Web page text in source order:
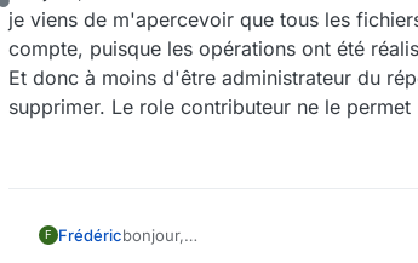
Offline
je viens de m'apercevoir que tous les
compte, puisque les opérations ont été
Et donc à moins d'être administrateur du
supprimer. Le role contributeur ne le permet
F Frédéricbonjour,